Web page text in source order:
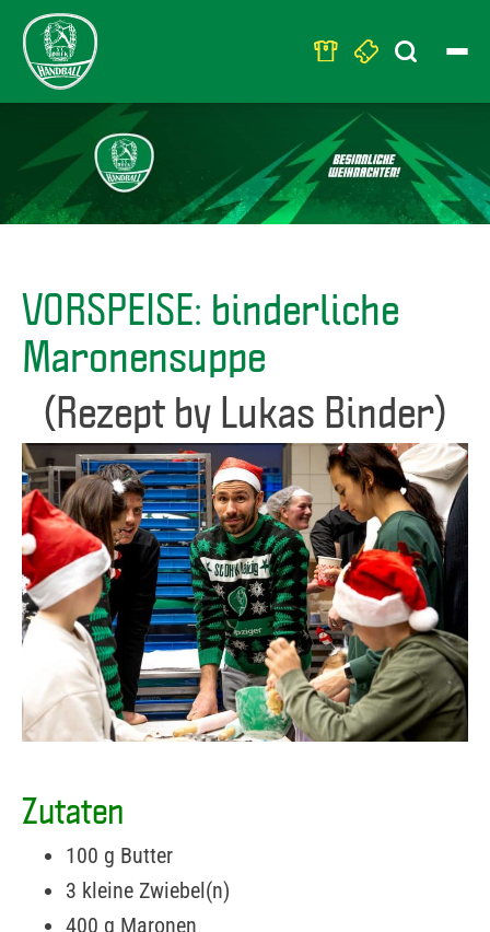
Search
for:
VORSPEISE: binderliche
Maronensuppe
(Rezept by Lukas Binder)
Zutaten
100 g Butter
3 kleine Zwiebel(n)
400 g Maronen